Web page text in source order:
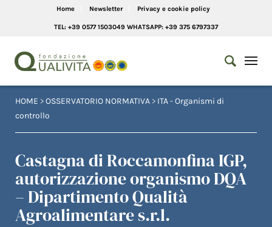
Home Newsletter Privacy e cookie policy
TEL: +39 0577 1503049 WHATSAPP: +39 375 6797337
HOME >OSSERVATORIO NORMATIVA > ITA - Organismi di
controllo
Castagna di Roccamonfina IGP,
autorizzazione organismo DQA
– Dipartimento Qualità
Agroalimentare s.r.l.